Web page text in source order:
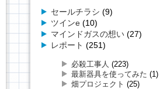
セールチラシ (9)
ツインe(10)
マインドガスの想い(27)
レポート (251)
必殺工事人 (223)
最新器具を使ってみた (1)
畑プロジェクト (25)